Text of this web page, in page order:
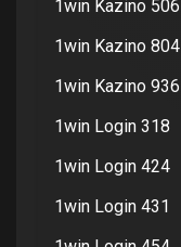
1win Kazino 506
1win Kazino 804
1win Kazino 936
1win Login 318
1win Login 424
1win Login 431